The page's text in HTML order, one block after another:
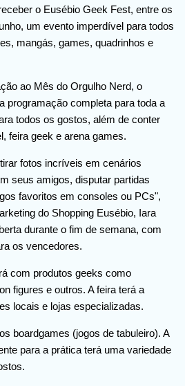
o Eusébio Geek Fest, entre os
um evento imperdível para todos
mangás, games, quadrinhos e
ao Mês do Orgulho Nerd, o
programação completa para toda a
todos os gostos, além de conter
feira geek e arena games.
fotos incríveis em cenários
seus amigos, disputar partidas
favoritos em consoles ou PCs",
do Shopping Eusébio, Iara
durante o fim de semana, com
os vencedores.
com produtos geeks como
figures e outros. A feira terá a
locais e lojas especializadas.
boardgames (jogos de tabuleiro). A
para a prática terá uma variedade